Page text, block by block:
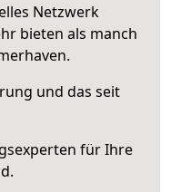
Netzwerk
bieten als manch
und das seit
für Ihre